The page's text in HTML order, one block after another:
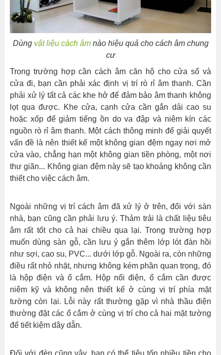
Dùng vật liệu cách âmnào hiệu quả cho cách âm chung
cư
Trong trường hợp cần cách âm căn hộ cho cửa sổ và
cửa đi, bạn cần phải xác định vị trí rò rỉ âm thanh. Cần
phải xử lý tất cả các khe hở để đảm bảo âm thanh không
lọt qua được. Khe cửa, cạnh cửa cần gắn dải cao su
hoặc xốp để giảm tiếng ồn do va đập và niêm kín các
nguồn rò rỉ âm thanh. Một cách thông minh để giải quyết
vấn đề là nên thiết kế một không gian đệm ngay nơi mở
cửa vào, chẳng hạn một không gian tiền phòng, một nơi
thư giãn... Không gian đệm này sẽ tạo khoảng không cần
thiết cho việc cách âm.
Ngoài những vị trí cách âm đã xử lý ở trên, đối với sàn
nhà, bạn cũng cần phải lưu ý. Thảm trải là chất liệu tiêu
âm rất tốt cho cả hai chiều qua lại. Trong trường hợp
muốn dùng sàn gỗ, cần lưu ý gắn thêm lớp lót đàn hồi
như sợi, cao su, PVC... dưới lớp gỗ. Ngoài ra, còn những
điều rất nhỏ nhặt, nhưng không kém phần quan trọng, đó
là hộp điện và ổ cắm. Hộp nối điện, ổ cắm cần được
niêm kỹ và không nên thiết kế ở cùng vị trí phía mặt
tường còn lại. Lỗi này rất thường gặp vì nhà thầu điện
thường đặt các ổ cắm ở cùng vị trí cho cả hai mặt tường
để tiết kiệm dây dẫn.